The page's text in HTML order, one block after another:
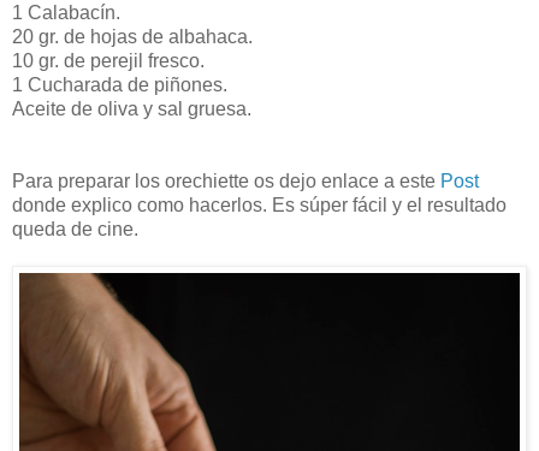
1 Calabacín.
20 gr. de hojas de albahaca.
10 gr. de perejil fresco.
1 Cucharada de piñones.
Aceite de oliva y sal gruesa.
Para preparar los orechiette os dejo enlace a este Post
donde explico como hacerlos. Es súper fácil y el resultado
queda de cine.